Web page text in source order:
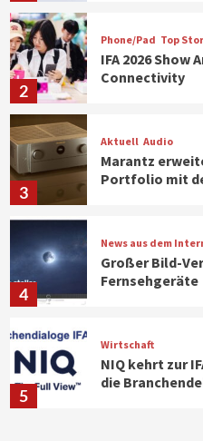
2
Phone/Pad Top
IFA 2026 Show
Connectivity
3
Aktuell Audio
Marantz
Portfolio mit
4
News aus dem
Großer Bild-
Fernsehgeräte
5
Wirtschaft
NIQ kehrt zur
die